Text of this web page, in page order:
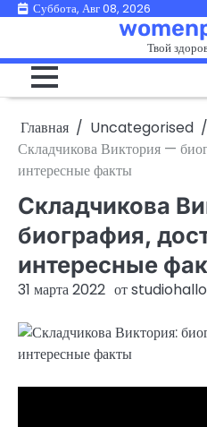
ПерейтиСуббота, Авг 08, 2026
Твой
Главная
Uncategorised
Складчикова Виктория —
интересные факты
Складчикова
биография,
интересные
31 марта 2022 от